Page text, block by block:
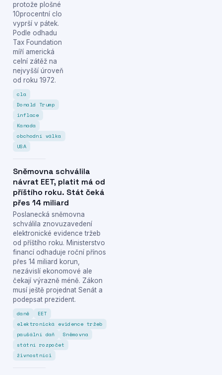
protože plošné
10procentní clo
vyprší v pátek.
Podle odhadu
Tax Foundation
míří americká
celní zátěž na
nejvyšší úroveň
od roku 1972.
cla
Donald Trump
inflace
Kanada
obchodní válka
USA
Sněmovna schválila
návrat EET, platit má od
příštího roku. Stát čeká
přes 14 miliard
Poslanecká sněmovna
schválila znovuzavedení
elektronické evidence tržeb
od příštího roku. Ministerstvo
financí odhaduje roční přínos
přes 14 miliard korun,
nezávislí ekonomové ale
čekají výrazně méně. Zákon
musí ještě projednat Senát a
podepsat prezident.
daně
EET
elektronická evidence tržeb
paušální daň
Sněmovna
státní rozpočet
živnostníci